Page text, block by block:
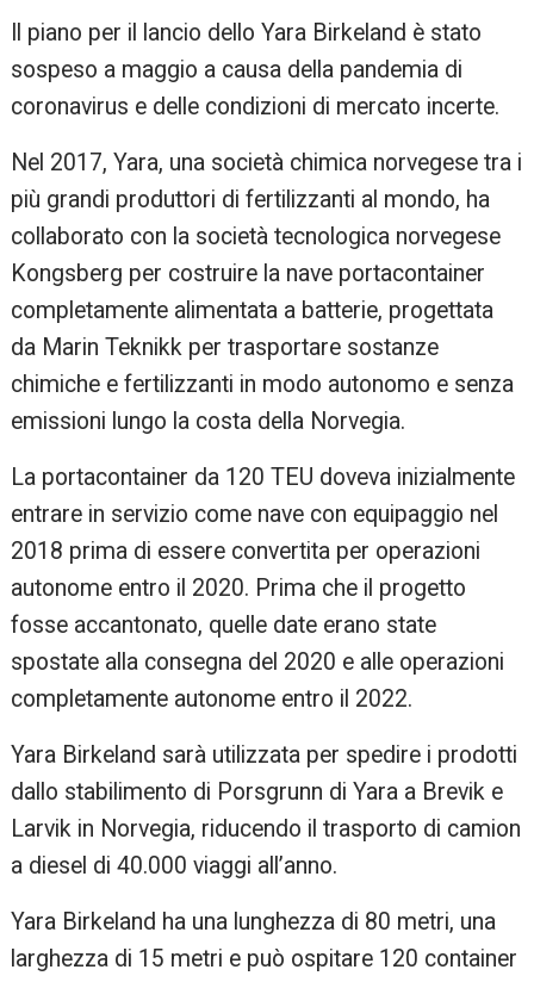
Il piano per il lancio dello Yara Birkeland è stato
sospeso a maggio a causa della pandemia di
coronavirus e delle condizioni di mercato incerte.
Nel 2017, Yara, una società chimica norvegese tra i
più grandi produttori di fertilizzanti al mondo, ha
collaborato con la società tecnologica norvegese
Kongsberg per costruire la nave portacontainer
completamente alimentata a batterie, progettata
da Marin Teknikk per trasportare sostanze
chimiche e fertilizzanti in modo autonomo e senza
emissioni lungo la costa della Norvegia.
La portacontainer da 120 TEU doveva inizialmente
entrare in servizio come nave con equipaggio nel
2018 prima di essere convertita per operazioni
autonome entro il 2020. Prima che il progetto
fosse accantonato, quelle date erano state
spostate alla consegna del 2020 e alle operazioni
completamente autonome entro il 2022.
Yara Birkeland sarà utilizzata per spedire i prodotti
dallo stabilimento di Porsgrunn di Yara a Brevik e
Larvik in Norvegia, riducendo il trasporto di camion
a diesel di 40.000 viaggi all’anno.
Yara Birkeland ha una lunghezza di 80 metri, una
larghezza di 15 metri e può ospitare 120 container